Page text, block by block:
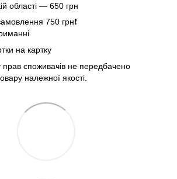
області — 650 грн
750 грн❗
на картку
споживачів не передбачено
належної якості.